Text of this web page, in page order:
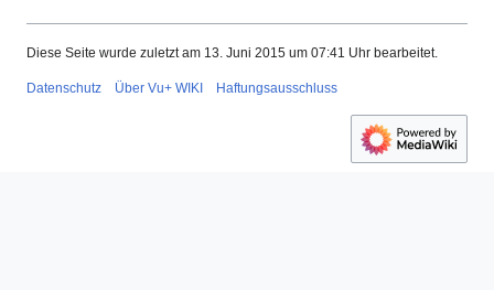
Diese Seite wurde zuletzt am 13. Juni 2015 um 07:41 Uhr bearbeitet.
Datenschutz Über Vu+ WIKI Haftungsausschluss